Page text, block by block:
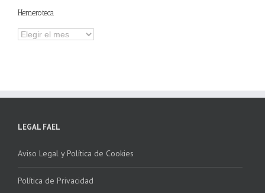
Hemeroteca
Hemeroteca
LEGAL FAEL
Aviso Legal y Política de Cookies
Política de Privacidad